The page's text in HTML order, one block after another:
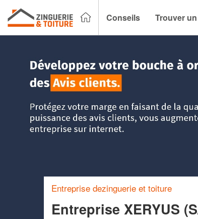
Conseils Trouver
Entreprise dezinguerie et toiture
Entreprise XERYUS